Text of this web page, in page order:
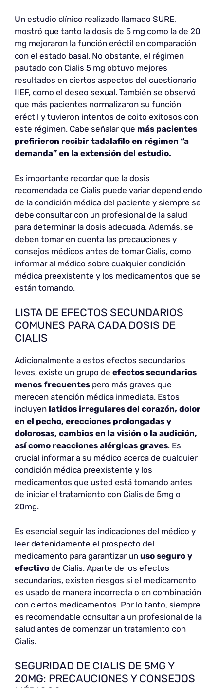
Un estudio clínico realizado llamado SURE,
mostró que tanto la dosis de 5 mg como la de 20
mg mejoraron la función eréctil en comparación
con el estado basal. No obstante, el régimen
pautado con Cialis 5 mg obtuvo mejores
resultados en ciertos aspectos del cuestionario
IIEF, como el deseo sexual. También se observó
que más pacientes normalizaron su función
eréctil y tuvieron intentos de coito exitosos con
este régimen. Cabe señalar que más pacientes
prefirieron recibir tadalafilo en régimen “a
demanda” en la extensión del estudio.
Es importante recordar que la dosis
recomendada de Cialis puede variar dependiendo
de la condición médica del paciente y siempre se
debe consultar con un profesional de la salud
para determinar la dosis adecuada. Además, se
deben tomar en cuenta las precauciones y
consejos médicos antes de tomar Cialis, como
informar al médico sobre cualquier condición
médica preexistente y los medicamentos que se
están tomando.
LISTA DE EFECTOS SECUNDARIOS
COMUNES PARA CADA DOSIS DE
CIALIS
Adicionalmente a estos efectos secundarios
leves, existe un grupo de efectos secundarios
menos frecuentes pero más graves que
merecen atención médica inmediata. Estos
incluyen latidos irregulares del corazón, dolor
en el pecho, erecciones prolongadas y
dolorosas, cambios en la visión o la audición,
así como reacciones alérgicas graves. Es
crucial informar a su médico acerca de cualquier
condición médica preexistente y los
medicamentos que usted está tomando antes
de iniciar el tratamiento con Cialis de 5mg o
20mg.
Es esencial seguir las indicaciones del médico y
leer detenidamente el prospecto del
medicamento para garantizar un uso seguro y
efectivo de Cialis. Aparte de los efectos
secundarios, existen riesgos si el medicamento
es usado de manera incorrecta o en combinación
con ciertos medicamentos. Por lo tanto, siempre
es recomendable consultar a un profesional de la
salud antes de comenzar un tratamiento con
Cialis.
SEGURIDAD DE CIALIS DE 5MG Y
20MG: PRECAUCIONES Y CONSEJOS